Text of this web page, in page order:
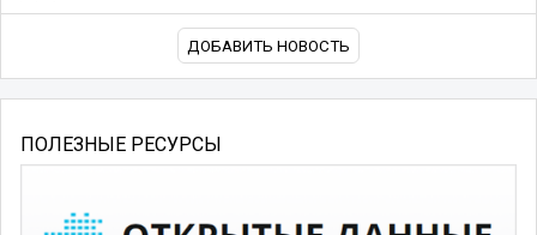
ДОБАВИТЬ НОВОСТЬ
ПОЛЕЗНЫЕ РЕСУРСЫ